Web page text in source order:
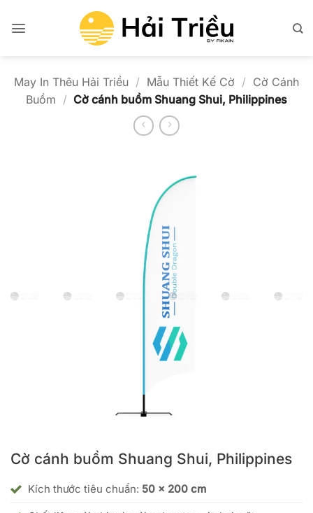
qua
May In Thêu Hải Triều / Mẫu Thiết Kế Cờ / Cờ Cánh
Buồm / Cờ cánh buồm Shuang Shui, Philippines
Cờ cánh buồm Shuang Shui, Philippines
Kích thước tiêu chuẩn: 50 x 200 cm